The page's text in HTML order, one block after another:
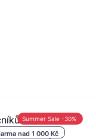
nad 1 000 Kč
Summer Sale -30%